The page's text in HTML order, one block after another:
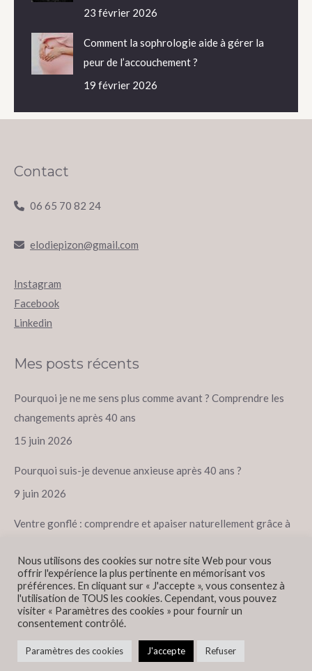
23 février 2026
Comment la sophrologie aide à gérer la
peur de l’accouchement ?
19 février 2026
Contact
06 65 70 82 24
elodiepizon@gmail.com
Instagram
Facebook
Linkedin
Mes posts récents
Pourquoi je ne me sens plus comme avant ? Comprendre les
changements après 40 ans
15 juin 2026
Pourquoi suis-je devenue anxieuse après 40 ans ?
9 juin 2026
Ventre gonflé : comprendre et apaiser naturellement grâce à
18 avril 2026
Propulsé par
SEO
Nous utilisons des cookies sur notre site Web pour vous
offrir l'expérience la plus pertinente en mémorisant vos
préférences. En cliquant sur « J'accepte », vous consentez à
l'utilisation de TOUS les cookies. Cependant, vous pouvez
visiter « Paramètres des cookies » pour fournir un
consentement contrôlé.
Paramètres des cookies J'accepte Refuser